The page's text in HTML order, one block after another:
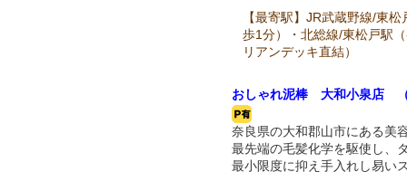
【最寄駅】JR武蔵野線/東松
歩1分）・北総線/東松戸駅
リアンデッキ直結）
おしゃれ泥棒 大和小泉店
奈良県の大和郡山市にある美
最先端の毛髪化学を駆使し、
最小限度に抑え手入れし易い